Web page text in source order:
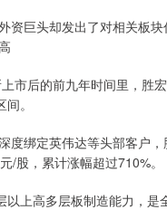
资巨头却发出了对相关板块
市后的前九年时间里，胜
。
度绑定英伟达等头部客户
/股，累计涨幅超过710%。
以上高多层板制造能力，